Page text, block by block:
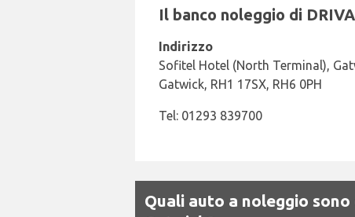
Il banco noleggio di
Indirizzo
Sofitel Hotel (North Terminal),
Gatwick, RH1 17SX, RH6 0PH
Tel: 01293 839700
Quali auto a noleggio